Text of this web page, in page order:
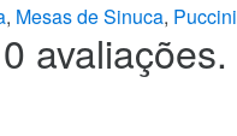
, Mesas de Sinuca, Puccini
avaliações.